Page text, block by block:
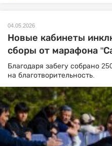
04.05.2026
Новые кабинеты
сборы от марафона
Благодаря забегу собрано
на благотворительность.